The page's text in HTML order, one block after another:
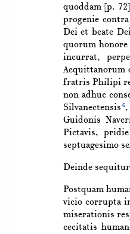
quoddam [p. 72]
progenie
Dei et beate
quorum
incurrat,
Acquittanorum
fratris Philipi
non adhuc
Silvanectensis 6,
Guidonis
Pictavis,
septuagesimo
Deinde
Postquam
vicio corrupta
miserationis
cecitatis